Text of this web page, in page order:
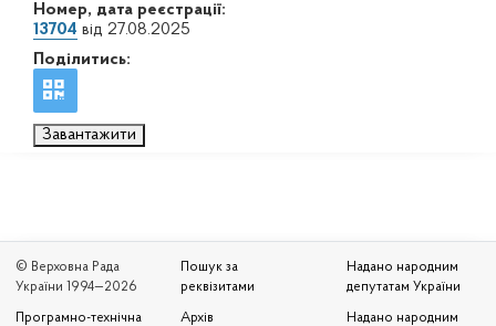
Номер, дата реєстрації:
13704 від 27.08.2025
Поділитись:
Завантажити
© Верховна Рада
України 1994—2026
Програмно-технічна
Пошук за
реквізитами
Архів
Надано народним
депутатам України
Надано народним